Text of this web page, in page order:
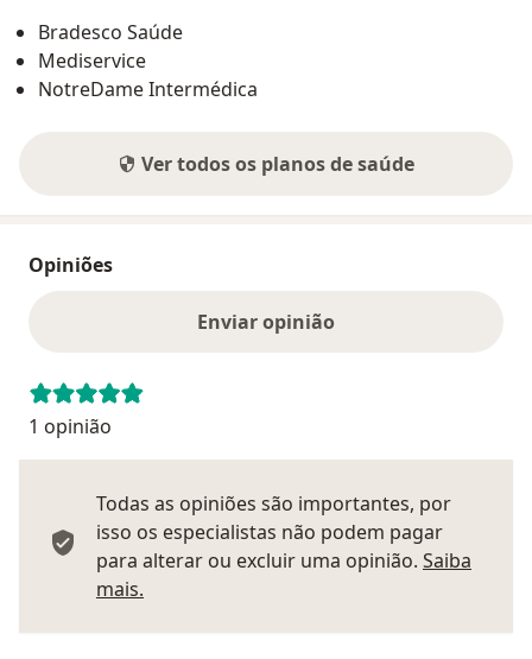
Bradesco Saúde
Mediservice
NotreDame Intermédica
Ver todos os planos de saúde
Opiniões
Enviar opinião
1 opinião
Todas as opiniões são importantes, por
isso os especialistas não podem pagar
para alterar ou excluir uma opinião. Saiba
mais.